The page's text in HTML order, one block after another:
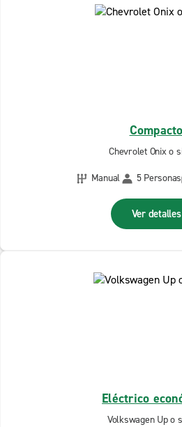
Compacto
Chevrolet Onix o
Manual
5 Personas
Ver detalles
Eléctrico
Volkswagen Up o